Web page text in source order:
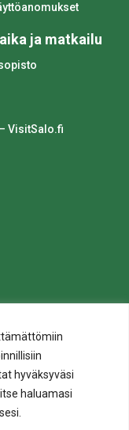
hyväksyväsi
haluamasi
ja matkailu
VisitSalo.fi